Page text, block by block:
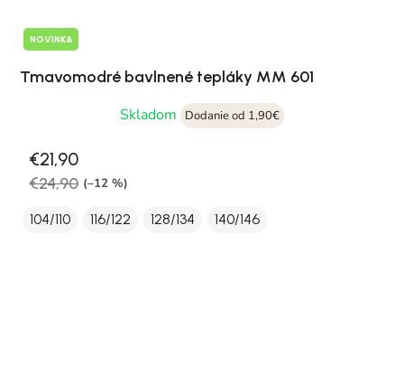
NOVINKA
Tmavomodré bavlnené tepláky MM 601
Skladom
Dodanie od 1,90€
€21,90
€24,90 (–12 %)
104/110 116/122 128/134 140/146